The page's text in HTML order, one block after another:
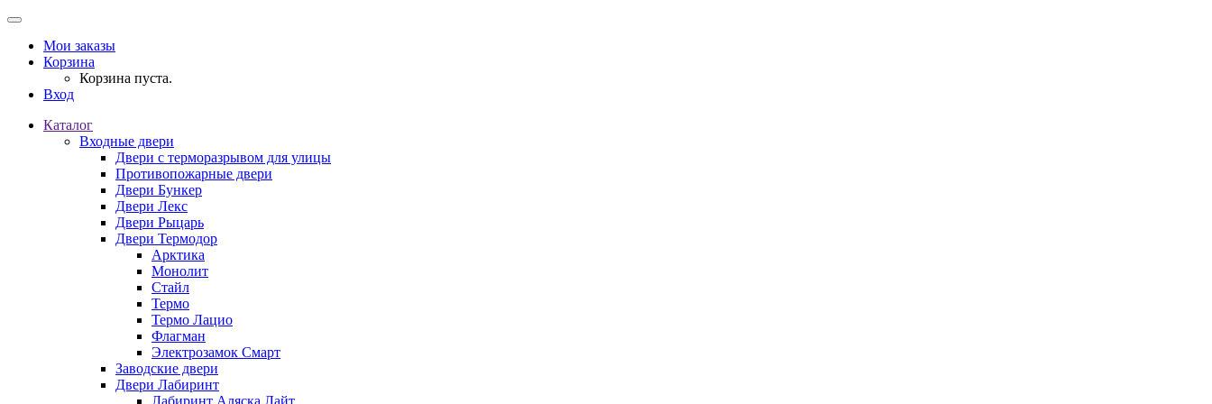
Мои заказы
Корзина
Корзина пуста.
Вход
Каталог
Входные двери
Двери с терморазрывом для улицы
Противопожарные двери
Двери Бункер
Двери Лекс
Двери Рыцарь
Двери Термодор
Арктика
Монолит
Стайл
Термо
Термо Лацио
Флагман
Электрозамок Смарт
Заводские двери
Двери Лабиринт
Лабиринт Аляска Лайт